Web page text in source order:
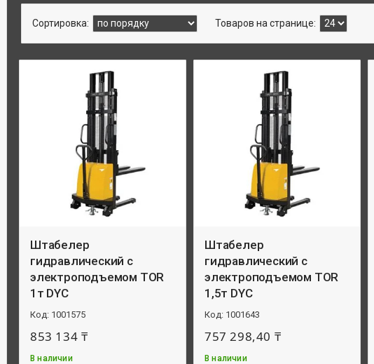
Штабелер
гидравлический с
электроподъемом TOR
1т DYC
1001575
853 134 ₸
В наличии
Штабелер
гидравлический с
электроподъемом TOR
1,5т DYC
1001643
757 298,40 ₸
В наличии